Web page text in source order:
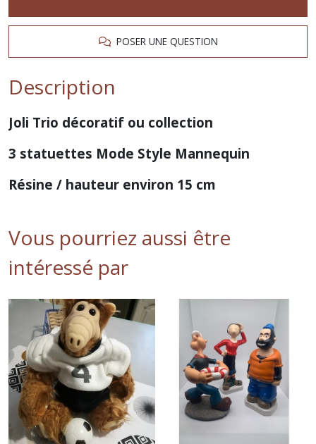
POSER UNE QUESTION
Description
Joli Trio décoratif ou collection
3 statuettes Mode Style Mannequin
Résine / hauteur environ 15 cm
Vous pourriez aussi être
intéressé par